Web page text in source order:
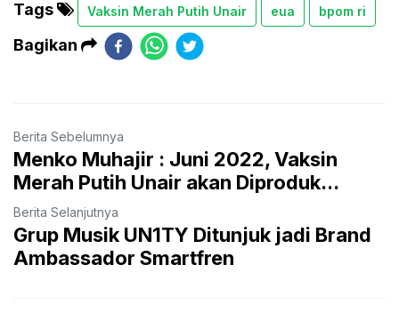
Tags
Vaksin Merah Putih Unair eua bpom ri
Bagikan
Berita Sebelumnya
Menko Muhajir : Juni 2022, Vaksin
Merah Putih Unair akan Diproduk...
Berita Selanjutnya
Grup Musik UN1TY Ditunjuk jadi Brand
Ambassador Smartfren